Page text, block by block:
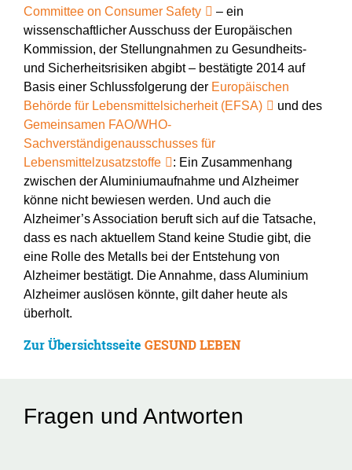
Committee on Consumer Safety
– ein
wissenschaftlicher Ausschuss der Europäischen
Kommission, der Stellungnahmen zu Gesundheits-
und Sicherheitsrisiken abgibt – bestätigte 2014 auf
Basis einer Schlussfolgerung der Europäischen
Behörde für Lebensmittelsicherheit (EFSA)
und des
Gemeinsamen FAO/WHO-
Sachverständigenausschusses für
Lebensmittelzusatzstoffe
: Ein Zusammenhang
zwischen der Aluminiumaufnahme und Alzheimer
könne nicht bewiesen werden. Und auch die
Alzheimer’s Association beruft sich auf die Tatsache,
dass es nach aktuellem Stand keine Studie gibt, die
eine Rolle des Metalls bei der Entstehung von
Alzheimer bestätigt. Die Annahme, dass Aluminium
Alzheimer auslösen könnte, gilt daher heute als
überholt.
Zur Übersichtsseite GESUND LEBEN
Fragen und Antworten